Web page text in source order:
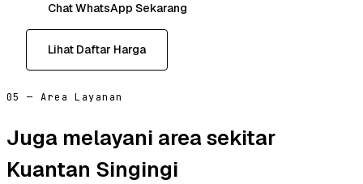
Chat WhatsApp Sekarang
Lihat Daftar Harga
05 — Area Layanan
Juga melayani area sekitar
Kuantan Singingi